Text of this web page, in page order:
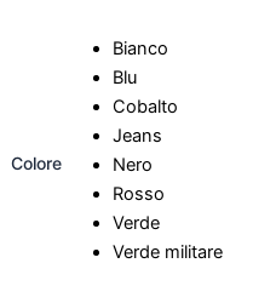
Colore
Bianco
Blu
Cobalto
Jeans
Nero
Rosso
Verde
Verde militare